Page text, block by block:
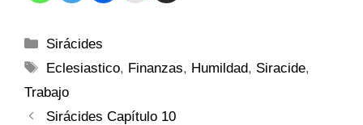
Sirácides
Eclesiastico, Finanzas, Humildad, Siracide,
Trabajo
Sirácides Capítulo 10